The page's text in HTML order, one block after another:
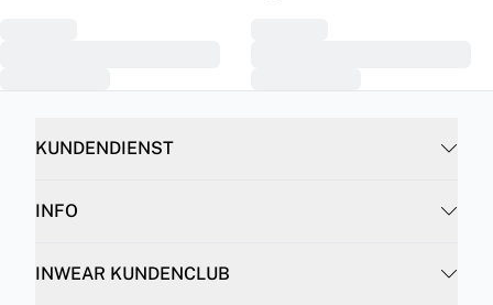
KUNDENDIENST
INFO
INWEAR KUNDENCLUB